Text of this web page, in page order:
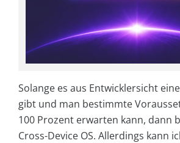
Solange es aus Entwicklersicht
gibt und man bestimmte
100 Prozent erwarten kann, dann
Cross-Device OS. Allerdings kann